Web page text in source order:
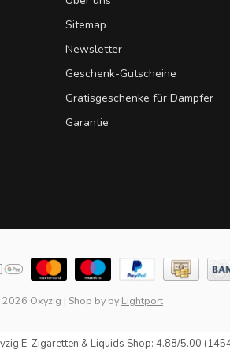
Sitemap
Newsletter
Geschenk-Gutscheine
Gratisgeschenke für Dampfer
Garantie
Oxyzig | Shop by by Lightport
E-Zigaretten & Liquids Shop: 4.88/5.00